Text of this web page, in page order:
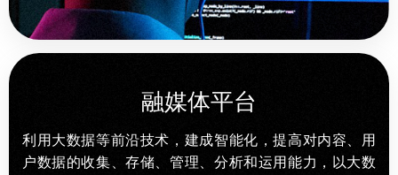
融媒体平台
利用大数据等前沿技术，建成智能化，提高对内容、用
户数据的收集、存储、管理、分析和运用能力，以大数